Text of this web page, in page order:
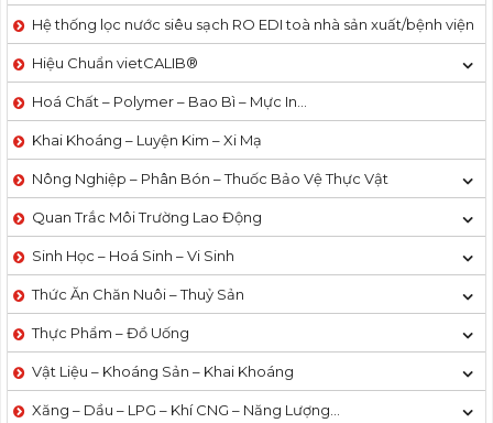
Hệ thống lọc nước siêu sạch RO EDI​​ toà nhà sản xuất/bệnh viện
Hiệu Chuẩn vietCALIB®
Hoá Chất – Polymer – Bao Bì – Mực In…
Khai Khoáng – Luyện Kim – Xi Mạ
Nông Nghiệp – Phân Bón – Thuốc Bảo Vệ Thực Vật
Quan Trắc Môi Trường Lao Động
Sinh Học – Hoá Sinh – Vi Sinh
Thức Ăn Chăn Nuôi – Thuỷ Sản
Thực Phẩm – Đồ Uống
Vật Liệu – Khoáng Sản – Khai Khoáng
Xăng – Dầu – LPG – Khí CNG – Năng Lượng…